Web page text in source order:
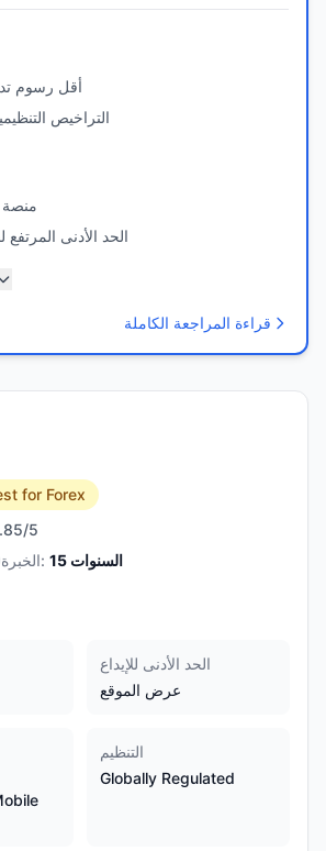
أقل رسوم
التراخيص
منصة
الحد الأدنى
قراءة المراجعة الكاملة
for Forex
/5
الخبرة: 15 السنوات
الحد الأدنى للإيداع
عرض الموقع
التنظيم
Globally Regulated